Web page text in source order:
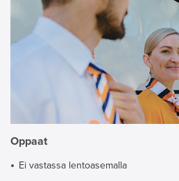
Oppaat
Ei vastassa lentoasemalla